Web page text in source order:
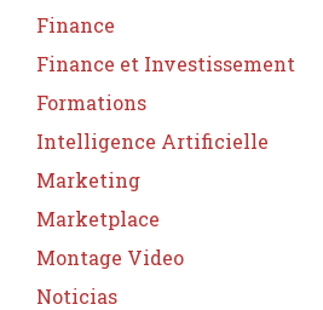
Finance
Finance et Investissement
Formations
Intelligence Artificielle
Marketing
Marketplace
Montage Video
Noticias